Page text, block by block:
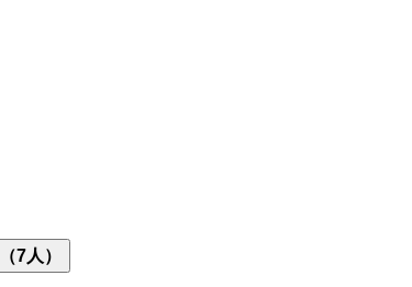
やっても取り付け出来ません。
か、棚側の溝に問題があるのか？
7人）